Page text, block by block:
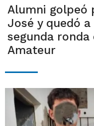
Alumni golpeó
José y quedó
segunda ronda
Amateur